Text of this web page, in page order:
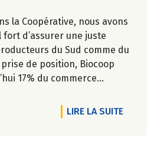
la Coopérative, nous avons
fort d’assurer une juste
du Sud comme du
de position, Biocoop
17% du commerce
labellisés CE. LIRE LA SUITEDE